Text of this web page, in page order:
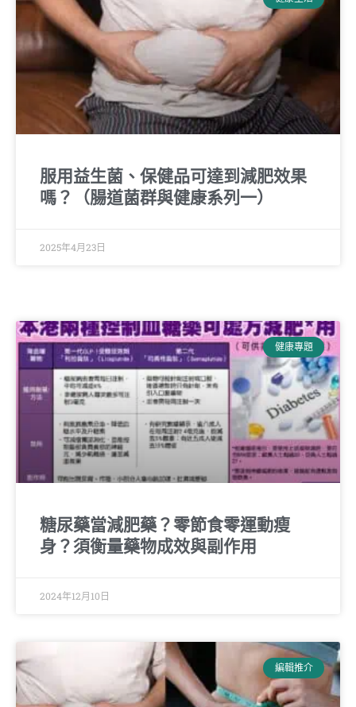
服用益生菌、保健品可達到減肥效果
嗎？（腸道菌群與健康系列一）
2025年4月23日
健康專題
糖尿藥當減肥藥？零節食零運動瘦
身？須衡量藥物成效與副作用
2024年12月10日
編輯推介